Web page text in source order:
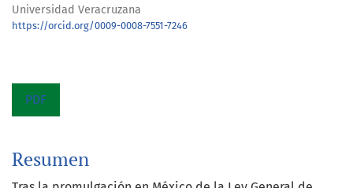
Universidad Veracruzana
https://orcid.org/0009-0008-7551-7246
PDF
Resumen